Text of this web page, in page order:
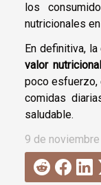
los
nutricionales
En definitiva,
valor nutricional
poco esfuerzo,
comidas
saludable.
9 de